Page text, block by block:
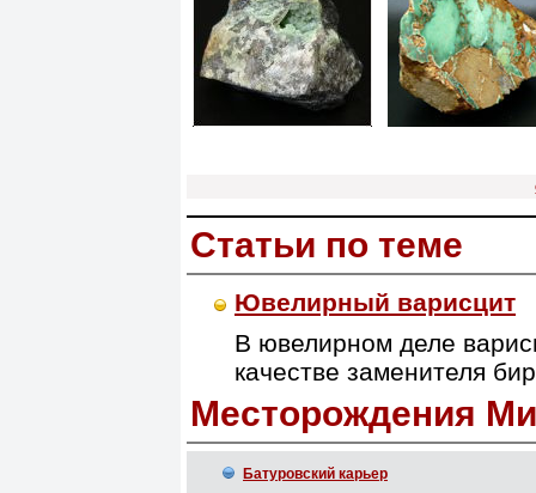
Статьи по теме
Ювелирный варисцит
В ювелирном деле
качестве заменителя
Месторождения
Батуровский карьер